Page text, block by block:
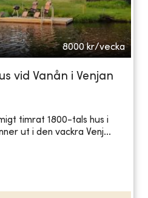
8000 kr/vecka
vid Vanån i Venjan
timrat 1800-tals hus i
ut i den vackra Venj...